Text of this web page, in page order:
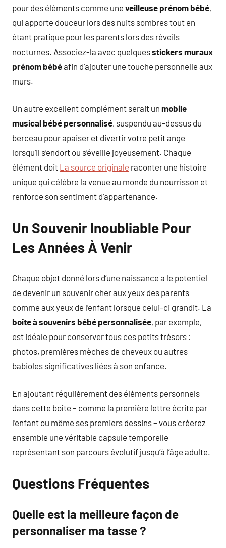
pour des éléments comme une veilleuse prénom bébé,
qui apporte douceur lors des nuits sombres tout en
étant pratique pour les parents lors des réveils
nocturnes. Associez-la avec quelquesstickers muraux
prénom bébéafin d’ajouter une touche personnelle aux
murs.
Un autre excellent complément serait un mobile
musical bébé personnalisé, suspendu au-dessus du
berceau pour apaiser et divertir votre petit ange
lorsqu’il s’endort ou s’éveille joyeusement. Chaque
élément doit La source originale raconter une histoire
unique qui célèbre la venue au monde du nourrisson et
renforce son sentiment d’appartenance.
Un Souvenir Inoubliable Pour
Les Années À Venir
Chaque objet donné lors d’une naissance a le potentiel
de devenir un souvenir cher aux yeux des parents
comme aux yeux de l’enfant lorsque celui-ci grandit. La
boîte à souvenirs bébé personnalisée, par exemple,
est idéale pour conserver tous ces petits trésors :
photos, premières mèches de cheveux ou autres
babioles significatives liées à son enfance.
En ajoutant régulièrement des éléments personnels
dans cette boîte – comme la première lettre écrite par
l’enfant ou même ses premiers dessins – vous créerez
ensemble une véritable capsule temporelle
représentant son parcours évolutif jusqu’à l’âge adulte.
Questions Fréquentes
Quelle est la meilleure façon de
personnaliser ma tasse ?